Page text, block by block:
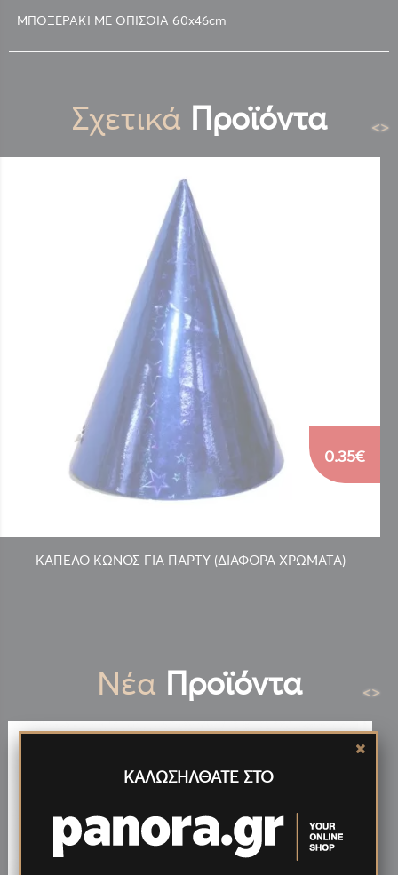
ΜΠΟΞΕΡΑΚΙ ΜΕ ΟΠΙΣΘΙΑ 60x46cm
Σχετικά Προϊόντα
ΚΑΠΕΛΟ ΚΩΝΟΣ ΓΙΑ ΠΑΡΤΥ (ΔΙΑΦΟΡΑ ΧΡΩΜΑΤΑ)
0.35€
<>
Νέα Προϊόντα <>
ΚΑΛΩΣΗΛΘΑΤΕ ΣΤΟ